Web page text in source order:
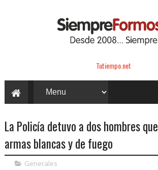
Tutiempo.net
La Policía detuvo a dos hombres
armas blancas y de fuego
Generales